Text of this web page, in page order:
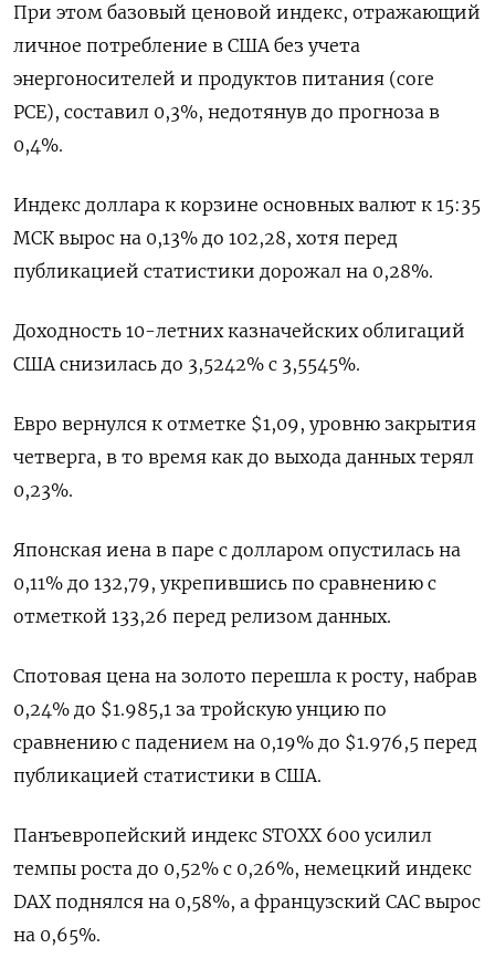
При этом базовый ценовой индекс, отражающий
личное потребление в США без учета
энергоносителей и продуктов питания (core
PCE), составил 0,3%​, недотянув до прогноза в
0,4%.
Индекс доллара к корзине основных валют к 15:35
МСК вырос на 0,13% до 102,28, хотя перед
публикацией статистики дорожал на 0,28%.
Доходность 10-летних казначейских облигаций
США снизилась до 3,5242% с 3,5545%.
Евро вернулся к отметке $1,09, уровню закрытия
четверга, в то время как до выхода данных терял
0,23%.
Японская иена в паре с долларом опустилась на
0,11% до 132,79, укрепившись по сравнению с
отметкой 133,26 перед релизом данных.
Спотовая цена на золото перешла к росту, набрав
0,24% до $1.985,1 за тройскую унцию по
сравнению с падением на 0,19% до $1.976,5 перед
публикацией статистики в США.
Панъевропейский индекс STOXX 600 усилил
темпы роста до 0,52% с 0,26%, немецкий индекс
DAX поднялся на 0,58%, а французский CAC вырос
на 0,65%.